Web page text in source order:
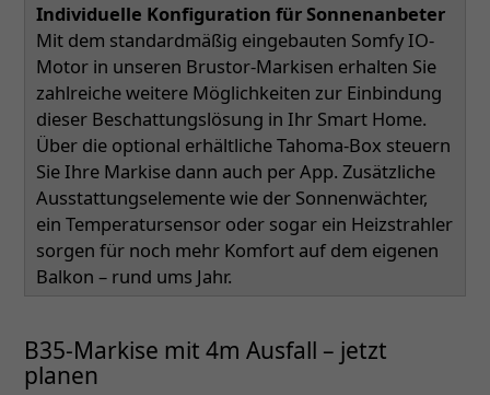
Individuelle Konfiguration für Sonnenanbeter
Mit dem standardmäßig eingebauten Somfy IO-
Motor in unseren Brustor-Markisen erhalten Sie
zahlreiche weitere Möglichkeiten zur Einbindung
dieser Beschattungslösung in Ihr Smart Home.
Über die optional erhältliche Tahoma-Box steuern
Sie Ihre Markise dann auch per App. Zusätzliche
Ausstattungselemente wie der Sonnenwächter,
ein Temperatursensor oder sogar ein Heizstrahler
sorgen für noch mehr Komfort auf dem eigenen
Balkon – rund ums Jahr.
B35-Markise mit 4m Ausfall – jetzt
planen